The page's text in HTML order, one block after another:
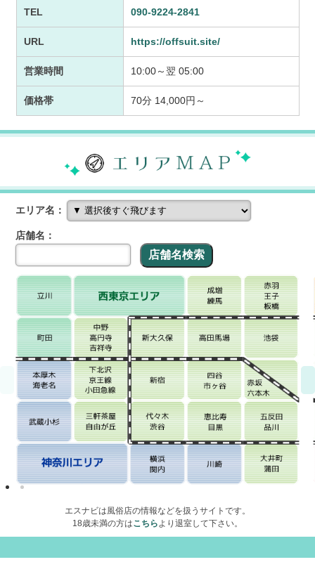
TEL 090-9224-2841
URL https://offsuit.site/
営業時間 10:00～翌 05:00
価格帯 70分 14,000円～
エリア名：
店舗名：
エスナビは風俗店の情報などを扱うサイトです。
18歳未満の方はこちらより退室して下さい。